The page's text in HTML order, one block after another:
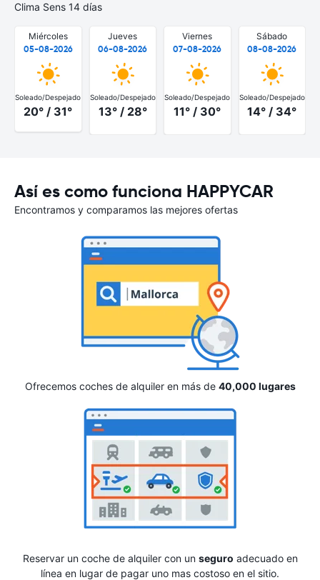
Clima Sens 14 días
Miércoles
05-08-2026
Soleado/Despejado
20° / 31°
Jueves
06-08-2026
Soleado/Despejado
13° / 28°
Viernes
07-08-2026
Soleado/Despejado
11° / 30°
Sábado
08-08-2026
Soleado/Despejado
14° / 34°
Así es como funciona HAPPYCAR
Encontramos y comparamos las mejores ofertas
Ofrecemos coches de alquiler en más de 40,000 lugares
Reservar un coche de alquiler con un seguro adecuado en
línea en lugar de pagar uno mas costoso en el sitio.